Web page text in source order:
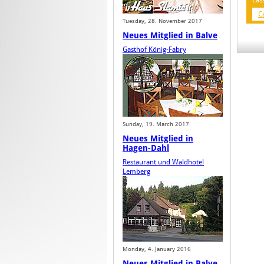
Tuesday, 28. November 2017
Neues Mitglied in Balve
Gasthof König-Fabry
Sunday, 19. March 2017
Neues Mitglied in
Hagen-Dahl
Restaurant und Waldhotel
Lemberg
Monday, 4. January 2016